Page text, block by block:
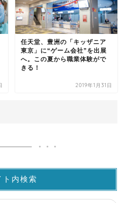
任天堂、豊洲の「キッザニア
東京」に“ゲーム会社”を出展
へ。この夏から職業体験がで
きる！
2019年1月31日
ト内検索